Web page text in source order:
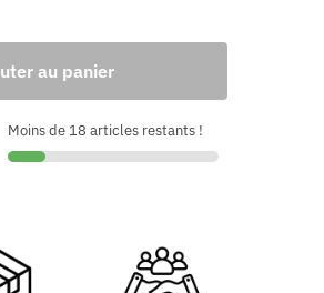
au panier
Moins de 18 articles restants !